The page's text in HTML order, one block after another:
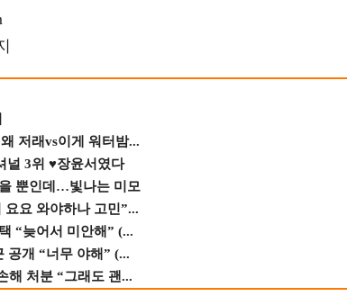
저래vs이게 워터밤...
널 3위 ♥장윤서였다
뿐인데…빛나는 미모
요 와야하나 고민”...
“늦어서 미안해” (...
공개 “너무 야해” (...
해 처분 “그래도 괜...